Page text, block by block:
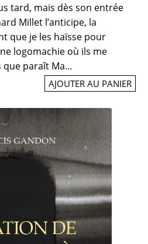
tard, mais dès son entrée
Millet l’anticipe, la
que je les haïsse pour
logomachie où ils me
paraît Ma...
AJOUTER AU PANIER